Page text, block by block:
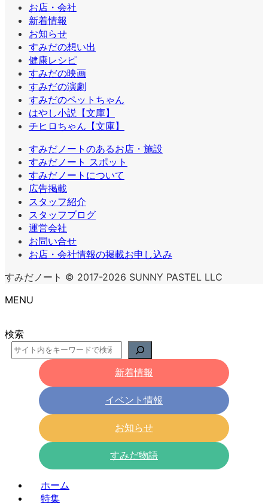
お店・会社
新着情報
お知らせ
すみだの想い出
健康レシピ
すみだの映画
すみだの演劇
すみだのペットちゃん
はやし小説【文庫】
チヒロちゃん【文庫】
すみだノートのあるお店・施設
すみだノート スポット
すみだノートについて
広告掲載
スタッフ紹介
スタッフブログ
運営会社
お問い合せ
お店・会社情報の掲載お申し込み
すみだノート © 2017-2026 SUNNY PASTEL LLC
MENU
検索
新着情報
イベント情報
お知らせ
すみだ物語
ホーム
特集